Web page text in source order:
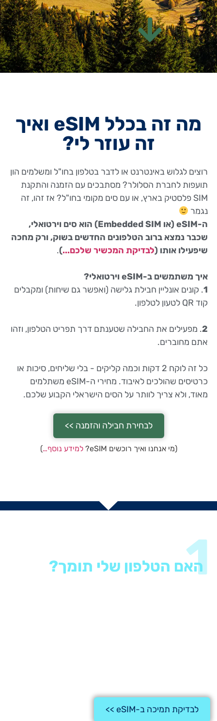
מה זה בכלל eSIM ואיך
זה עוזר לי?
רוצים לגלוש באינטרנט או לדבר בטלפון בחו"ל ומשלמים הון
תועפות לחברת הסלולר? מסתבכים עם הזמנה והתקנת
SIM פלסטיק בארץ, או עם סים מקומי בחו"ל? אז זהו, זה
נגמר
ה-eSIM (או Embedded SIM) הוא סים וירטואלי,
שכבר נמצא ברוב הטלפונים החדשים בשוק, ורק מחכה
שיפעילו אותו (לבדיקת המכשיר שלכם...)
.
איך משתמשים ב-eSIM וירטואלי?
1. קונים אונליין חבילת גלישה (ואפשר גם שיחות) ומקבלים
קוד QR לטעון לטלפון.
2. מפעילים את החבילה שטענתם דרך תפריט הטלפון, וזהו
אתם מחוברים.
כל זה לוקח 2 דקות וכמה קליקים - בלי שליחים, סיכות או
כרטיסים שהולכים לאיבוד. מחירי ה-eSIM משתלמים
מאוד, ולא צריך לוותר על הסים הישראלי הקבוע שלכם.
לבחירת חבילה והזמנה >>
(מי אנחנו ואיך רוכשים eSIM? למידע נוסף…)
1
האם הטלפון שלי תומך?
לבדיקת תמיכה ב-eSIM >>